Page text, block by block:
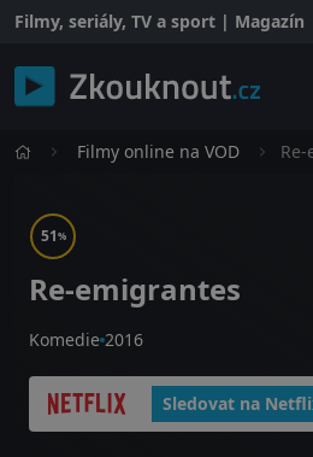
Filmy, seriály, TV a sport | Magazín
Filmy online na VOD
51%
Re-emigrantes
Komedie 2016
Sledovat na